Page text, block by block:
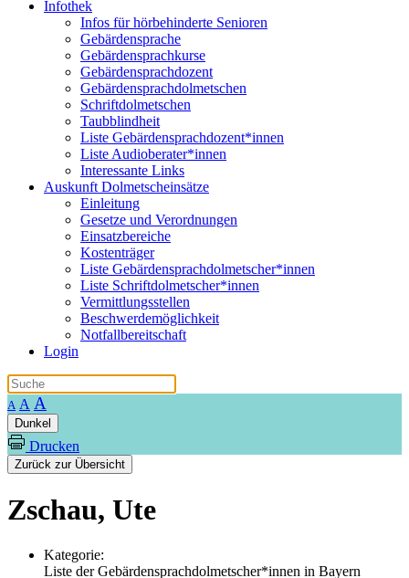
Infothek
Infos für hörbehinderte Senioren
Gebärdensprache
Gebärdensprachkurse
Gebärdensprachdozent
Gebärdensprachdolmetschen
Schriftdolmetschen
Taubblindheit
Liste Gebärdensprachdozent*innen
Liste Audioberater*innen
Interessante Links
Auskunft Dolmetscheinsätze
Einleitung
Gesetze und Verordnungen
Einsatzbereiche
Kostenträger
Liste Gebärdensprachdolmetscher*innen
Liste Schriftdolmetscher*innen
Vermittlungsstellen
Beschwerdemöglichkeit
Notfallbereitschaft
Login
A A A
Dunkel
Drucken
Zurück zur Übersicht
Zschau, Ute
Kategorie:
Liste der Gebärdensprachdolmetscher*innen in Bayern